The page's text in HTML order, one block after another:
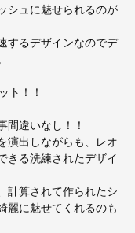
シュに魅せられるのが
するデザインなのでデ
ト！！
間違いなし！！
演出しながらも、レオ
きる洗練されたデザイ
計算されて作られたシ
麗に魅せてくれるのも